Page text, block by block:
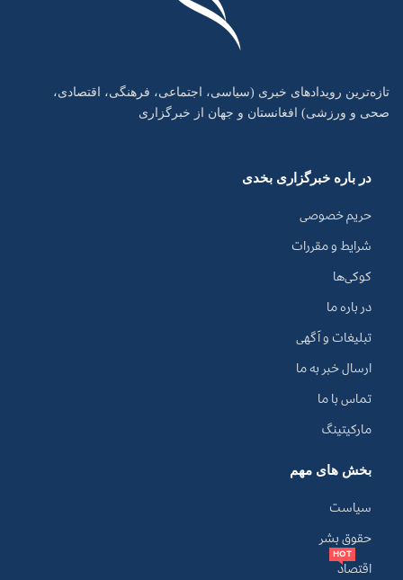
تازه‌ترین رویدادهای خبری (سیاسی، اجتماعی، فرهنگی، اقتصادی،
صحی و ورزشی) افغانستان و جهان از خبرگزاری
در باره خبرگزاری بخدی
حریم خصوصی
شرایط و مقررات
کوکی‌ها
در باره ما
تبلیغات و آگهی
ارسال خبر به ما
تماس با ما
مارکیتینگ
بخش های مهم
سیاست
حقوق بشر
اقتصاد
HOT